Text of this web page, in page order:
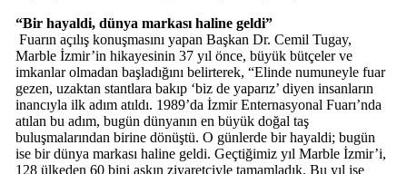
“Bir hayaldi, dünya markası haline geldi”
Fuarın açılış konuşmasını yapan Başkan Dr. Cemil Tugay,
Marble İzmir’in hikayesinin 37 yıl önce, büyük bütçeler ve
imkanlar olmadan başladığını belirterek, “Elinde numuneyle fuar
gezen, uzaktan stantlara bakıp ‘biz de yaparız’ diyen insanların
inancıyla ilk adım atıldı. 1989’da İzmir Enternasyonal Fuarı’nda
atılan bu adım, bugün dünyanın en büyük doğal taş
buluşmalarından birine dönüştü. O günlerde bir hayaldi; bugün
ise bir dünya markası haline geldi. Geçtiğimiz yıl Marble İzmir’i,
128 ülkeden 60 bini aşkın ziyaretçiyle tamamladık. Bu yıl ise